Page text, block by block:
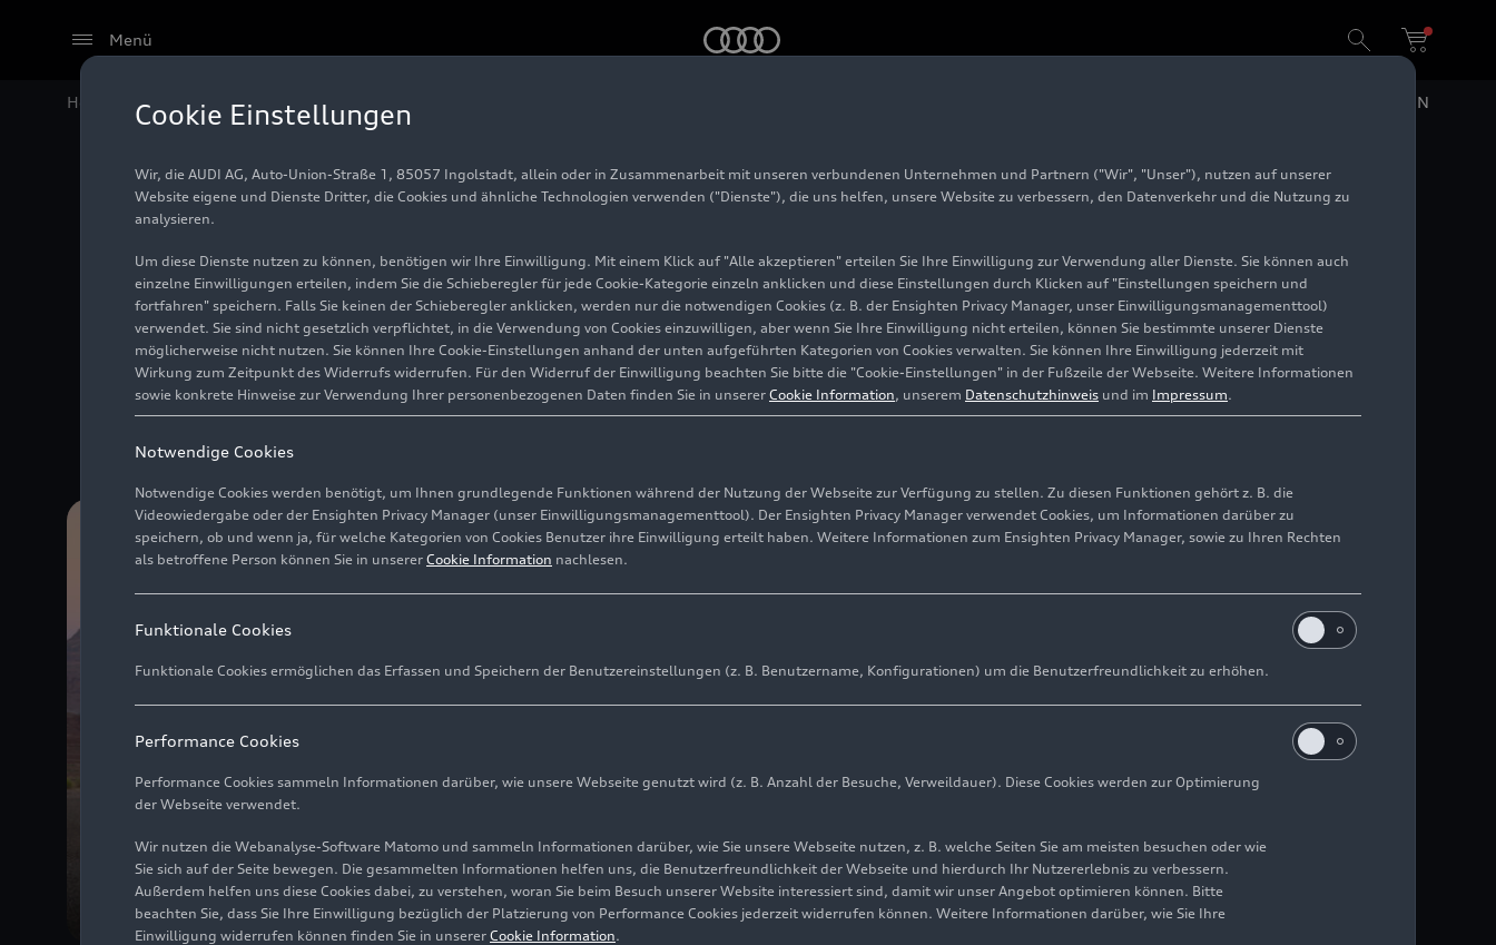
Menü
Home #S-Modell EN
#S-Modell
S-Modelle sind sportlich ausgelegte Varianten von Audi Baureihen. Sie verfügen über leistungsstärkere Motoren, modifizierte Fahrwerke und spezifische
Designmerkmale.
614 Inhalte zu diesem Thema
Audi Q9: Erstes großes Full-Size-SUV von Audi
setzt sich an die Spitze des Portfolios
Cookie Einstellungen
Wir, die AUDI AG, Auto-Union-Straße 1, 85057 Ingolstadt, allein oder in Zusammenarbeit mit unseren verbundenen Unternehmen und Partnern ("Wir", "Unser"), nutzen auf unserer
Website eigene und Dienste Dritter, die Cookies und ähnliche Technologien verwenden ("Dienste"), die uns helfen, unsere Website zu verbessern, den Datenverkehr und die Nutzung zu
analysieren.
Um diese Dienste nutzen zu können, benötigen wir Ihre Einwilligung. Mit einem Klick auf "Alle akzeptieren" erteilen Sie Ihre Einwilligung zur Verwendung aller Dienste. Sie können auch
einzelne Einwilligungen erteilen, indem Sie die Schieberegler für jede Cookie-Kategorie einzeln anklicken und diese Einstellungen durch Klicken auf "Einstellungen speichern und
fortfahren" speichern. Falls Sie keinen der Schieberegler anklicken, werden nur die notwendigen Cookies (z. B. der Ensighten Privacy Manager, unser Einwilligungsmanagementtool)
verwendet. Sie sind nicht gesetzlich verpflichtet, in die Verwendung von Cookies einzuwilligen, aber wenn Sie Ihre Einwilligung nicht erteilen, können Sie bestimmte unserer Dienste
möglicherweise nicht nutzen. Sie können Ihre Cookie-Einstellungen anhand der unten aufgeführten Kategorien von Cookies verwalten. Sie können Ihre Einwilligung jederzeit mit
Wirkung zum Zeitpunkt des Widerrufs widerrufen. Für den Widerruf der Einwilligung beachten Sie bitte die "Cookie-Einstellungen" in der Fußzeile der Webseite. Weitere Informationen
sowie konkrete Hinweise zur Verwendung Ihrer personenbezogenen Daten finden Sie in unserer Cookie Information, unserem Datenschutzhinweis und im Impressum.
Notwendige Cookies
Notwendige Cookies werden benötigt, um Ihnen grundlegende Funktionen während der Nutzung der Webseite zur Verfügung zu stellen. Zu diesen Funktionen gehört z. B. die
Videowiedergabe oder der Ensighten Privacy Manager (unser Einwilligungsmanagementtool). Der Ensighten Privacy Manager verwendet Cookies, um Informationen darüber zu
speichern, ob und wenn ja, für welche Kategorien von Cookies Benutzer ihre Einwilligung erteilt haben. Weitere Informationen zum Ensighten Privacy Manager, sowie zu Ihren Rechten
als betroffene Person können Sie in unserer Cookie Information nachlesen.
Funktionale Cookies
Funktionale Cookies ermöglichen das Erfassen und Speichern der Benutzereinstellungen (z. B. Benutzername, Konfigurationen) um die Benutzerfreundlichkeit zu erhöhen.
Performance Cookies
Performance Cookies sammeln Informationen darüber, wie unsere Webseite genutzt wird (z. B. Anzahl der Besuche, Verweildauer). Diese Cookies werden zur Optimierung
der Webseite verwendet.
Wir nutzen die Webanalyse-Software Matomo und sammeln Informationen darüber, wie Sie unsere Webseite nutzen, z. B. welche Seiten Sie am meisten besuchen oder wie
Sie sich auf der Seite bewegen. Die gesammelten Informationen helfen uns, die Benutzerfreundlichkeit der Webseite und hierdurch Ihr Nutzererlebnis zu verbessern.
Außerdem helfen uns diese Cookies dabei, zu verstehen, woran Sie beim Besuch unserer Website interessiert sind, damit wir unser Angebot optimieren können. Bitte
beachten Sie, dass Sie Ihre Einwilligung bezüglich der Platzierung von Performance Cookies jederzeit widerrufen können. Weitere Informationen darüber, wie Sie Ihre
Einwilligung widerrufen können finden Sie in unserer Cookie Information.